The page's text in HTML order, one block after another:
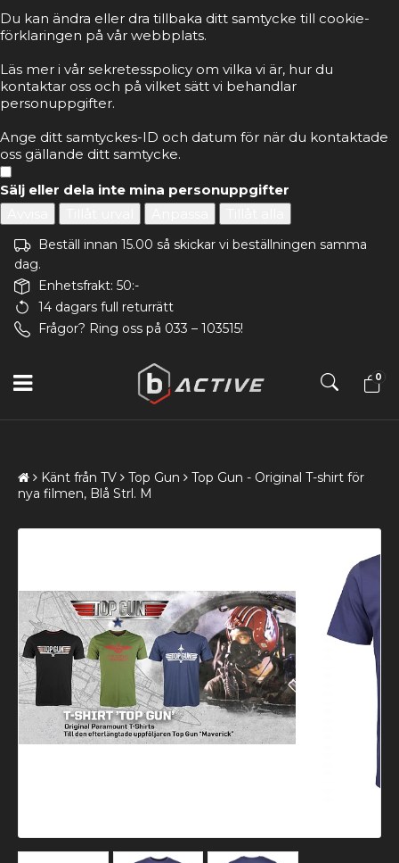
Du kan ändra eller dra tillbaka ditt samtycke till cookie-
förklaringen på vår webbplats.
Läs mer i vår sekretesspolicy om vilka vi är, hur du
kontaktar oss och på vilket sätt vi behandlar
personuppgifter.
Ange ditt samtyckes-ID och datum för när du kontaktade
oss gällande ditt samtycke.
Sälj eller dela inte mina personuppgifter
Beställ innan 15.00 så skickar vi beställningen samma
dag.
Enhetsfrakt: 50:-
14 dagars full returrätt
Frågor? Ring oss på 033 – 103515!
0
Känt från TV Top Gun
Top Gun - Original T-shirt för
nya filmen, Blå Strl. M